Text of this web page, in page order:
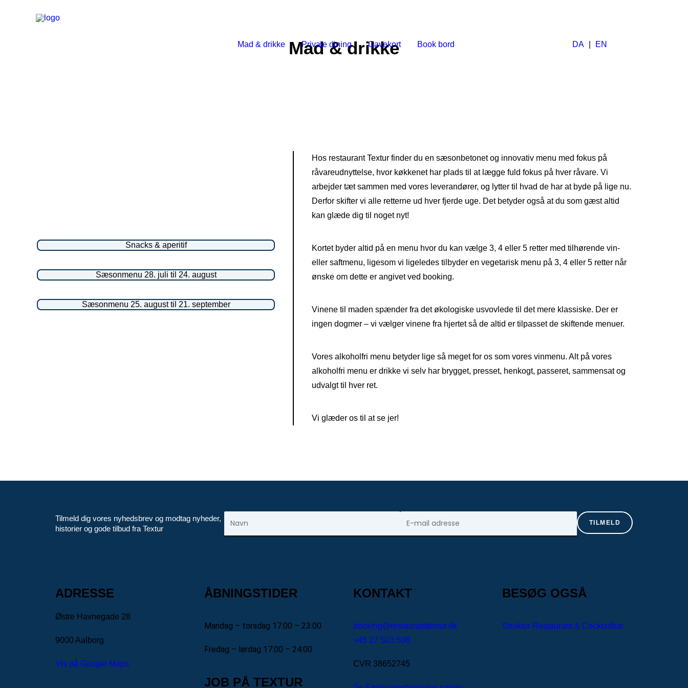
Mad & drikke Private dining Gavekort Book bord DA EN
Mad & drikke
Snacks & aperitif
Sæsonmenu 28. juli til 24. august
Sæsonmenu 25. august til 21. september
Hos restaurant Textur finder du en sæsonbetonet og innovativ menu med fokus på
råvareudnyttelse, hvor køkkenet har plads til at lægge fuld fokus på hver råvare. Vi
arbejder tæt sammen med vores leverandører, og lytter til hvad de har at byde på lige nu.
Derfor skifter vi alle retterne ud hver fjerde uge. Det betyder også at du som gæst altid
kan glæde dig til noget nyt!
Kortet byder altid på en menu hvor du kan vælge 3, 4 eller 5 retter med tilhørende vin-
eller saftmenu, ligesom vi ligeledes tilbyder en vegetarisk menu på 3, 4 eller 5 retter når
ønske om dette er angivet ved booking.
Vinene til maden spænder fra det økologiske usvovlede til det mere klassiske. Der er
ingen dogmer – vi vælger vinene fra hjertet så de altid er tilpasset de skiftende menuer.
Vores alkoholfri menu betyder lige så meget for os som vores vinmenu. Alt på vores
alkoholfri menu er drikke vi selv har brygget, presset, henkogt, passeret, sammensat og
udvalgt til hver ret.
Vi glæder os til at se jer!
Tilmeld dig vores nyhedsbrev og modtag nyheder,
historier og gode tilbud fra Textur
Navn E-mail adresse
ADRESSE
Østre Havnegade 28
9000 Aalborg
Vis på Google Maps
ÅBNINGSTIDER
Mandag – torsdag 17:00 – 23:00
Fredag – lørdag 17:00 – 24:00
JOB PÅ TEXTUR
KONTAKT
booking@restauranttextur.dk
+45 27 503 508
CVR 38652745
BESØG OGSÅ
Struktur Restaurant & Cocktailbar